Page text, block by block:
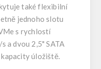
také flexibilní
jednoho slotu
s rychlostí
a dvou 2,5" SATA
úložiště.